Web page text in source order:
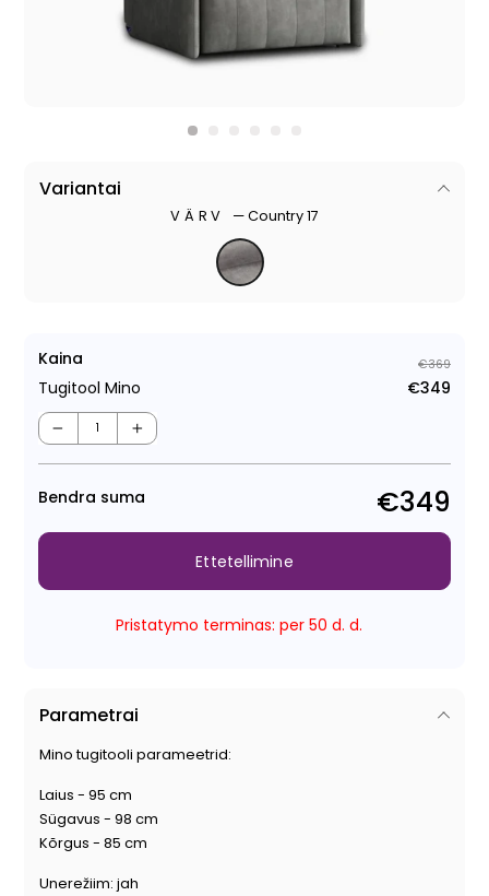
Variantai
VÄRV —Country 17
Kaina
Tugitool Mino
€369
€349
− +
Bendra suma €349
Pristatymo terminas: per 50 d. d.
Ettetellimine
Parametrai
Mino tugitooli parameetrid:
Laius - 95 cm
Sügavus - 98 cm
Kõrgus - 85 cm
Unerežiim: jah